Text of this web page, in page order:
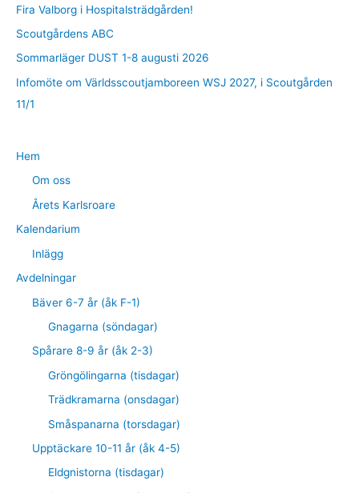
e
r
:
Fira Valborg i Hospitalsträdgården!
Scoutgårdens ABC
Sommarläger DUST 1-8 augusti 2026
Infomöte om Världsscoutjamboreen WSJ 2027, i Scoutgården
11/1
Hem
Om oss
Årets Karlsroare
Kalendarium
Inlägg
Avdelningar
Bäver 6-7 år (åk F-1)
Gnagarna (söndagar)
Spårare 8-9 år (åk 2-3)
Gröngölingarna (tisdagar)
Trädkramarna (onsdagar)
Småspanarna (torsdagar)
Upptäckare 10-11 år (åk 4-5)
Eldgnistorna (tisdagar)